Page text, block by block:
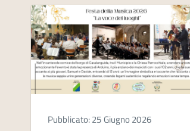
Pubblicato: 25 Giugno 2026